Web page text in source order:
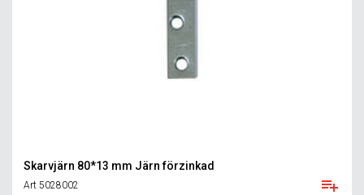
Skarvjärn 80*13 mm Järn förzinkad
Art 5028002